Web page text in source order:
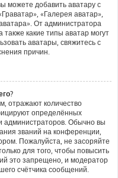
можете добавить аватару с
«Галерея аватар»,
От администратора
какие типы аватар могут
аватары, свяжитесь с
причин.
отражают количество
определённых
администраторов. Обычно вы
званий на конференции,
Пожалуйста, не засоряйте
для того, чтобы повысить
это запрещено, и модератор
счётчика сообщений.